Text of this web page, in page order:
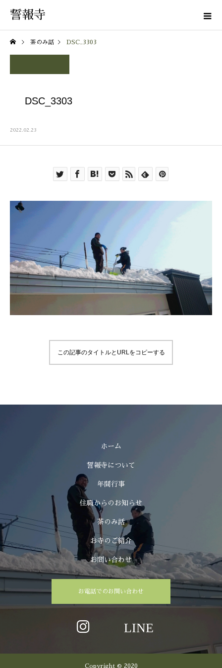
誓報寺
茶のみ話 DSC_3303
DSC_3303
2022.02.23
この記事のタイトルとURLをコピーする
ホーム
誓報寺について
年間行事
住職からのお知らせ
茶のみ話
お寺のご紹介
お問い合わせ
お電話でのお問い合わせ
Copyright © 2020